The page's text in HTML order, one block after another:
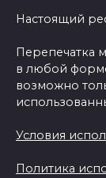
Настоящий
Перепечатка
в любой
возможно
Условия
Политика